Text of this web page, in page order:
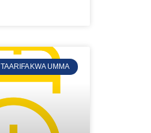
TAARIFA KWA UMMA